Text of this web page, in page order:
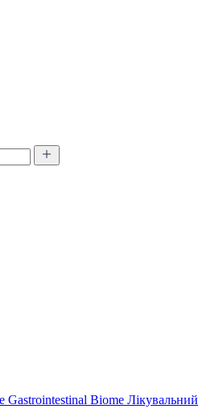
Gastrointestinal Biome Лікувальний